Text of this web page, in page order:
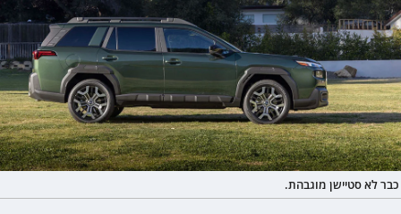
כבר לא סטיישן מוגבהת.